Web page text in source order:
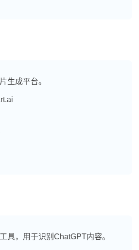
生成平台。
具，用于识别ChatGPT内容。